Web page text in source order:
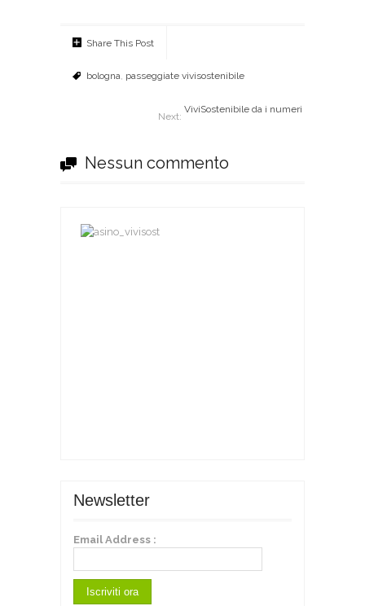
Share This Post
bologna, passeggiate vivisostenibile
Next:
ViviSostenibile da i numeri
Nessun commento
Newsletter
Email Address :